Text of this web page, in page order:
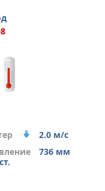
2.0 м/с
736 мм